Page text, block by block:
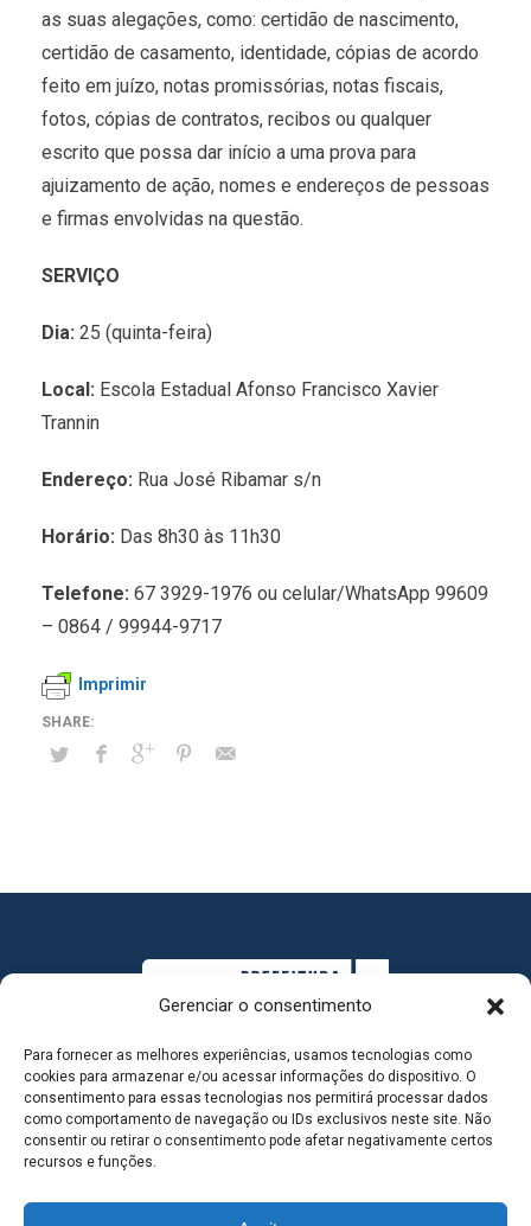
Gerenciar o consentimento
Para fornecer as melhores experiências, usamos tecnologias como
cookies para armazenar e/ou acessar informações do dispositivo. O
consentimento para essas tecnologias nos permitirá processar dados
como comportamento de navegação ou IDs exclusivos neste site. Não
consentir ou retirar o consentimento pode afetar negativamente certos
recursos e funções.
as suas alegações, como: certidão de nascimento,
certidão de casamento, identidade, cópias de acordo
feito em juízo, notas promissórias, notas fiscais,
fotos, cópias de contratos, recibos ou qualquer
escrito que possa dar início a uma prova para
ajuizamento de ação, nomes e endereços de pessoas
e firmas envolvidas na questão.
SERVIÇO
Dia: 25 (quinta-feira)
Local: Escola Estadual Afonso Francisco Xavier
Trannin
Endereço: Rua José Ribamar s/n
Horário: Das 8h30 às 11h30
Telefone: 67 3929-1976 ou celular/WhatsApp 99609
– 0864 / 99944-9717
Imprimir
MAPA DO SITE